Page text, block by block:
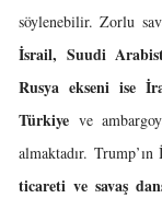
söylenebilir. Zorlu
İsrail, Suudi
Rusya ekseni ise
Türkiye ve
almaktadır. Trump’ın
ticareti ve savaş